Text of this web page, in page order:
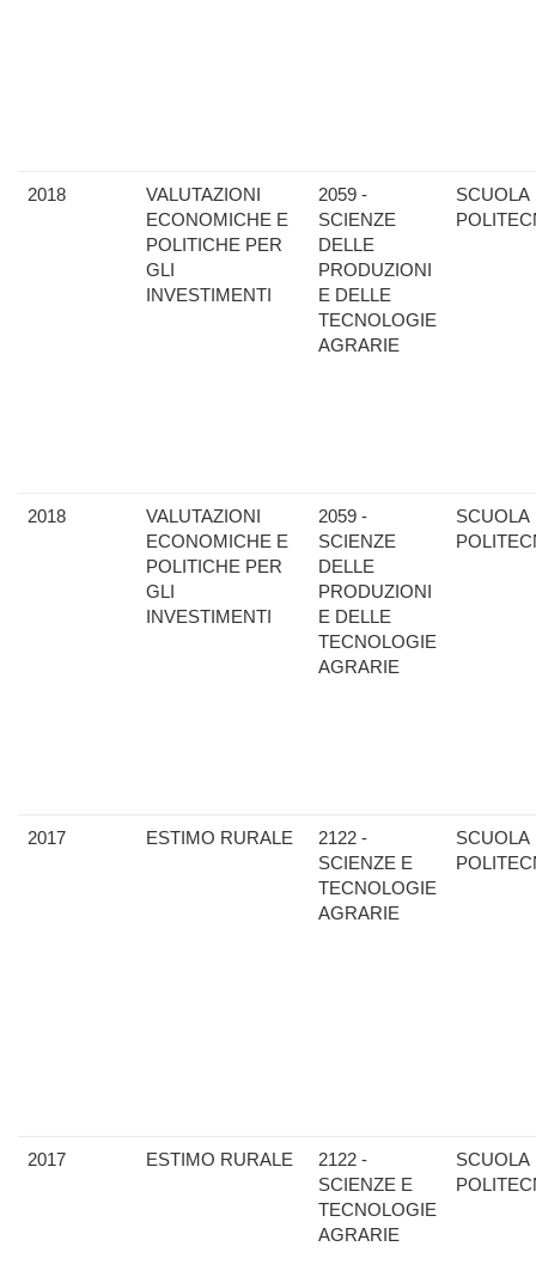
2018
VALUTAZIONI
ECONOMICHE E
POLITICHE PER
GLI
INVESTIMENTI
2059 -
SCIENZE
DELLE
PRODUZIONI
E DELLE
TECNOLOGIE
AGRARIE
SCUOLA
2018
VALUTAZIONI
ECONOMICHE E
POLITICHE PER
GLI
INVESTIMENTI
2059 -
SCIENZE
DELLE
PRODUZIONI
E DELLE
TECNOLOGIE
AGRARIE
SCUOLA
2017 ESTIMO RURALE
2122 -
SCIENZE E
TECNOLOGIE
AGRARIE
SCUOLA
2017 ESTIMO RURALE
2122 -
SCIENZE E
TECNOLOGIE
AGRARIE
SCUOLA